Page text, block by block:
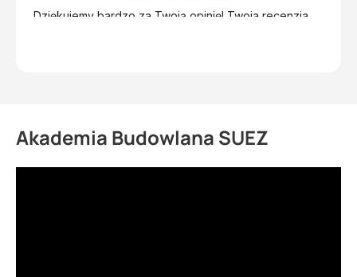
Dziękujemy bardzo za Twoją opinię! Twoja recenzja
Akademia Budowlana SUEZ